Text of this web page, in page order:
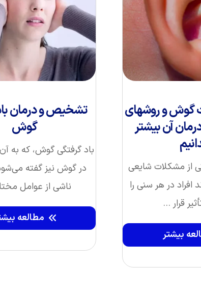
گوش و روشهای
آن بیشتر
از مشکلات شایعی
در هر سنی را
قرار ...
بیشتر
تشخیص و درمان
گوش
باد گرفتگی گوش، که به
در گوش نیز گفته
ناشی از عوامل
مطالعه